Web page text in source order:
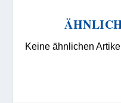
Keine ähnlichen